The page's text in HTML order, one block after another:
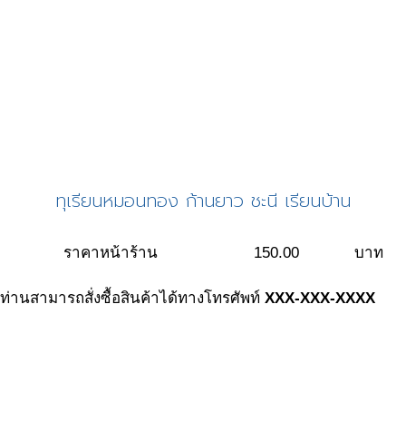
ทุเรียนหมอนทอง ก้านยาว ชะนี เรียนบ้าน
ราคาหน้าร้าน 150.00 บาท
ท่านสามารถสั่งซื้อสินค้าได้ทางโทรศัพท์ XXX-XXX-XXXX